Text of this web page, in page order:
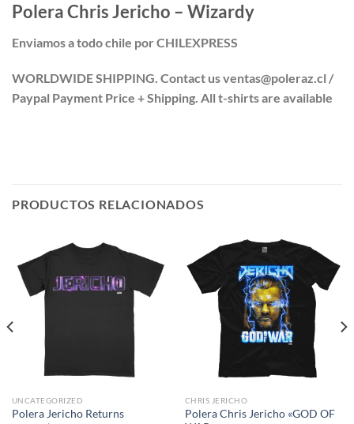
Polera Chris Jericho – Wizardy
Enviamos a todo chile por CHILEXPRESS
WORLDWIDE SHIPPING. Contact us ventas@poleraz.cl /
Paypal Payment Price + Shipping. All t-shirts are available
PRODUCTOS RELACIONADOS
UNCATEGORIZED
Polera Jericho Returns
CHRIS JERICHO
Polera Chris Jericho «GOD OF